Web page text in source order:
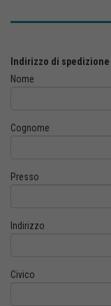
Indirizzo di spedizione
Nome
Cognome
Presso
Indirizzo
Civico